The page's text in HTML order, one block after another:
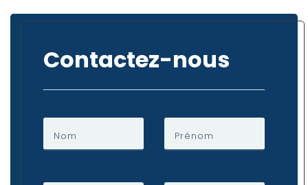
Contactez-nous
Nom Prénom